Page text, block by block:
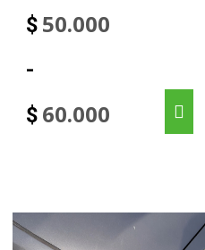
$ 50.000
-
$ 60.000